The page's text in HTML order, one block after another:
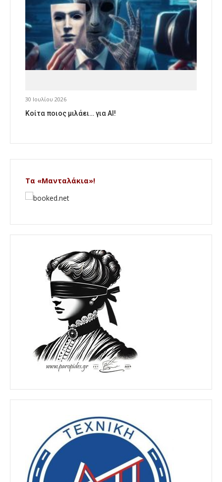
30 Ιουλίου 2026
Κοίτα ποιος μιλάει… για AI!
Τα «Μανταλάκια»!